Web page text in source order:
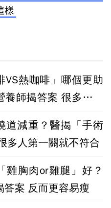
樣
VS熱咖啡」哪個更助
養師揭答案 很多人喝
道減重？醫揭「手術
件」 很多人第一關就不符合
雞胸肉or雞腿」好？
營養師揭答案 反而更容易瘦